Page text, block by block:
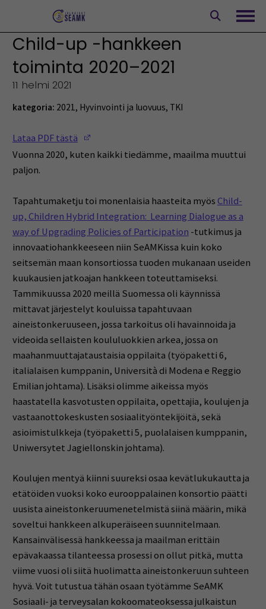
Child-up -hankkeen
toiminta 2020–2021
11 helmi 2021
kategoria: 2021, Hyvinvointi ja luovuus, TKI
Lataa PDF tästä
Vuonna 2020, kuten kaikki tiedämme, maailma muuttui
paljon.
Tapahtumaketju toi monenlaisia haasteita myös Child-
up, Children Hybrid Integration: Learning Dialogue as a
way of Upgrading Policies of Participation -tutkimus ja
innovaatiohankkeeseen niin SeAMKissa kuin koko
seitsemän maan konsortiossa tuoden mukanaan useiden
kuukausien jatkoajan hankkeen toteuttamiseksi.
Tammikuussa 2020 meillä Suomessa oli käynnissä
mittavat järjestelyt kouluissa tapahtuvaan
aineistonkeruuseen, jossa tarkoitus oli havainnoida ja
videoida sellaisten koululuokkien arkea, jossa on
maahanmuuttajataustaisia oppilaita (työpaketti 6,
italialaisen kumppanin, Università di Modena e Reggio
Emilian johtama). Lisäksi olimme aikeissa myös
haastatella kasvotusten oppilaita, opettajia, koulujen ja
vastaanottokeskusten sosiaalityöntekijöitä, sekä
asioimistulkkeja (työpaketti 5, puolalaisen kumppanin,
Uniwersytet Jagiellonskin johtama).
Koulujen mentyä kiinni suureksi osaa kevätlukukautta ja
etätöiden vuoksi koko eurooppalainen konsortio päätti
uusista aineistonkeruumenetelmistä siinä määrin, mikä
soveltui hankkeen alkuperäiseen suunnitelmaan.
Kansainvälisessä hankkeessa ja maailman erittäin
epävakaassa tilanteessa prosessi on ollut pitkä, mutta
viime vuosi oli siitä huolimatta aineistonkeruun suhteen
hyvä. Voit tutustua tähän osaan työtämme SeAMK
Sosiaali- ja terveysalan kokoomateoksessa julkaistun